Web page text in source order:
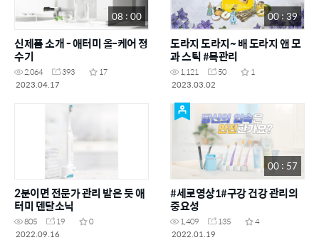
08 : 00
신제품 소개 - 애터미 올-케어 정
수기
2,064 393
17
2023.04.17
00 : 39
도라지 도라지~ 배 도라지 앤 모
과 스틱 #목관리
1,121 50
1
2023.03.02
2분이면 전문가 관리 받은 듯 애
터미 덴탈소닉
805 19
0
2022.09.16
00 : 57
#세로영상1#구강 건강 관리의
중요성
1,409 135
4
2022.01.19